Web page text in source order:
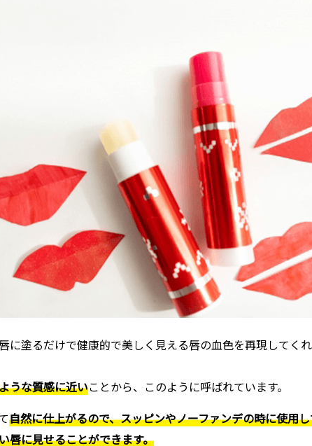
に塗るだけで健康的で美しく見える唇の血色を再現してく
うな質感に近いことから、このように呼ばれています。
自然に仕上がるので、スッピンやノーファンデの時に使用
唇に見せることができます。